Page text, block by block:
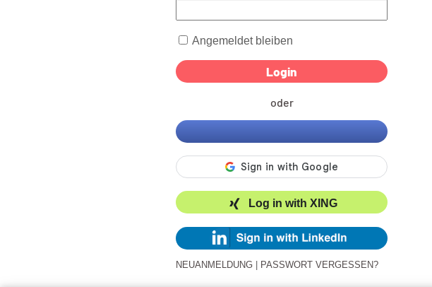
Angemeldet bleiben
oder
Log in with XING
NEUANMELDUNG PASSWORT VERGESSEN?